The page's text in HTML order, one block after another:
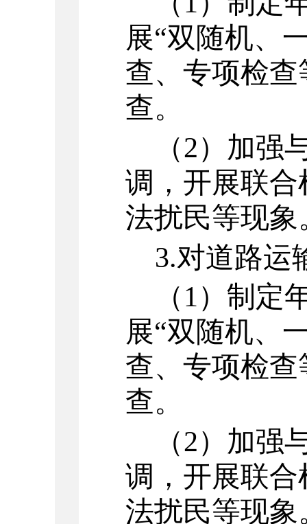
展“双随机、
查、专项检
查。
（2） 加强
调，开展联
法扰民等现象
3.对道路运
（1） 制定
展“双随机、
查、专项检
查。
（2） 加强
调，开展联
法扰民等现象